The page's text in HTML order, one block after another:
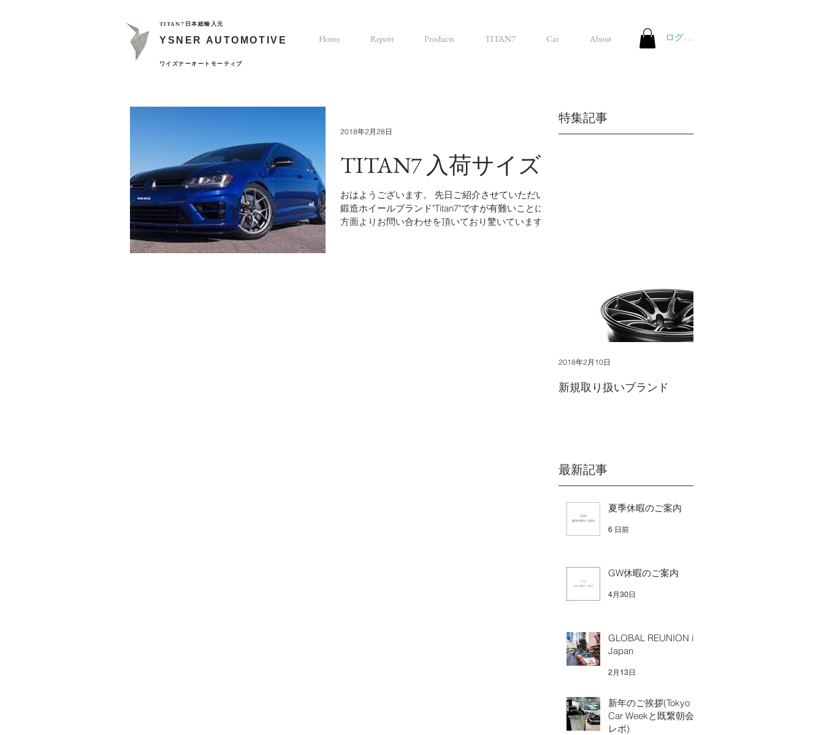
TITAN7日本総輸入元
YSNER AUTOMOTIVE Home Report Products TITAN7 Car About ログイン
​ワイズナーオートモーティブ
TITAN7 入荷サイズ
おはようございます。 先日ご紹介させていただいた
鍛造ホイールブランド"Titan7"ですが有難いことに多
方面よりお問い合わせを頂いており驚いています。
2018年2月28日
特集記事
新規取り扱いブランド
2018年2月10日
最新記事
夏季休暇のご案内
6 日前
GW休暇のご案内
4月30日
GLOBAL REUNION in
Japan
2月13日
新年のご挨拶(Tokyo
Car Weekと既繋朝会
レポ)